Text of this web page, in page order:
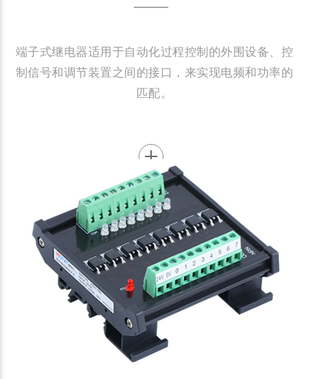
端子式继电器适用于自动化过程控制的外围设备、控
制信号和调节装置之间的接口，来实现电频和功率的
匹配。